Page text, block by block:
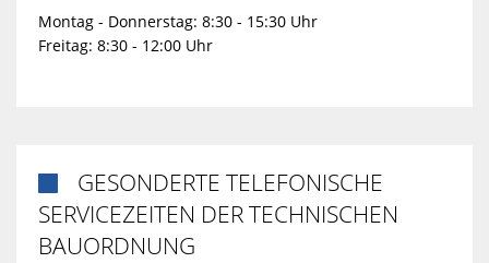
Montag - Donnerstag: 8:30 - 15:30 Uhr
Freitag: 8:30 - 12:00 Uhr
GESONDERTE TELEFONISCHE
SERVICEZEITEN DER TECHNISCHEN
BAUORDNUNG